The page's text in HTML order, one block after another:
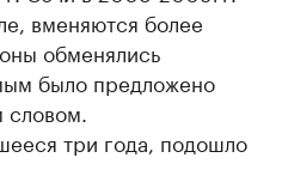
вменяются более
обменялись
было предложено
три года, подошло